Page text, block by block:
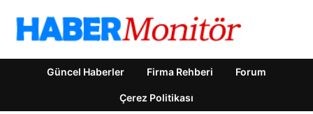
Güncel Haberler Firma Rehberi Forum
Çerez Politikası